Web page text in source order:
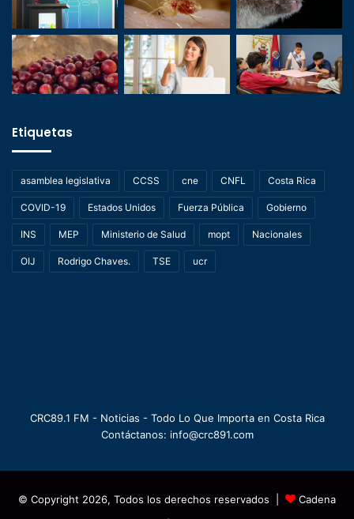
Etiquetas
asamblea legislativa CCSS cne CNFL Costa Rica
COVID-19 Estados Unidos Fuerza Pública Gobierno
INS MEP Ministerio de Salud mopt Nacionales
OIJ Rodrigo Chaves. TSE ucr
CRC89.1 FM - Noticias - Todo Lo Que Importa en Costa Rica
Contáctanos: info@crc891.com
© Copyright 2026, Todos los derechos reservados |
Cadena